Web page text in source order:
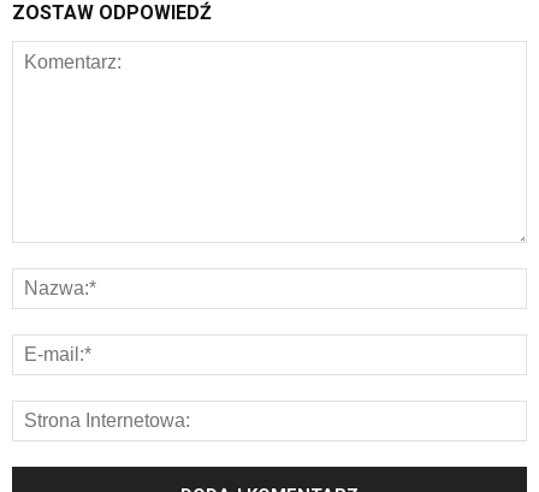
ZOSTAW ODPOWIEDŹ